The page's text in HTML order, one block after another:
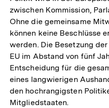
zwischen Kommission,
Ohne die gemeinsame
können keine Beschlüsse
werden. Die Besetzung
EU im Abstand von fünf
Entscheidung für die
eines langwierigen
den hochrangigsten
Mitgliedstaaten.